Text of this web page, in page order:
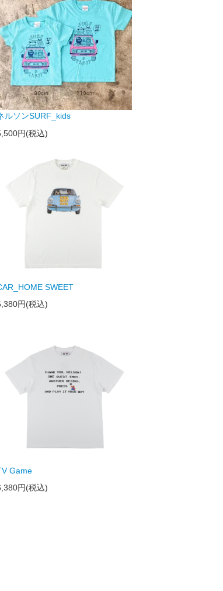
ルソンSURF_kids
円(税込)
SWEET
円(税込)
Game
円(税込)